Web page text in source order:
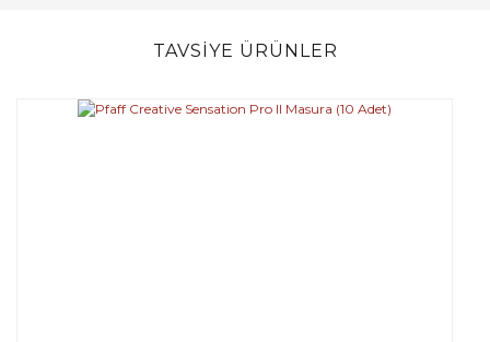
TAVSİYE ÜRÜNLER